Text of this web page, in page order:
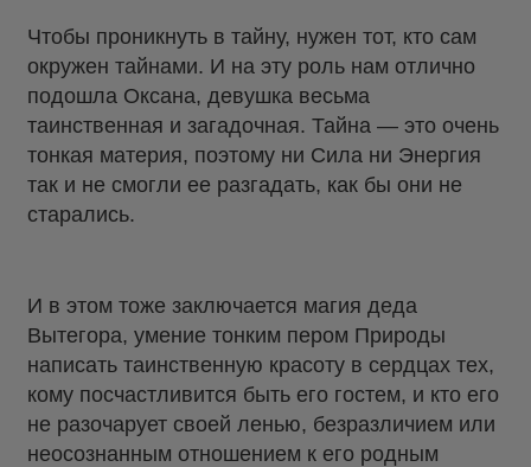
Чтобы проникнуть в тайну, нужен тот, кто сам
окружен тайнами. И на эту роль нам отлично
подошла Оксана, девушка весьма
таинственная и загадочная. Тайна — это очень
тонкая материя, поэтому ни Сила ни Энергия
так и не смогли ее разгадать, как бы они не
старались.
И в этом тоже заключается магия деда
Вытегора, умение тонким пером Природы
написать таинственную красоту в сердцах тех,
кому посчастливится быть его гостем, и кто его
не разочарует своей ленью, безразличием или
неосознанным отношением к его родным